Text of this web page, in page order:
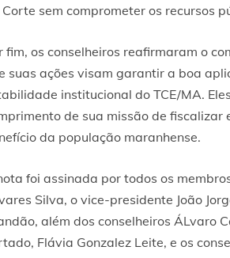
sem comprometer os recursos
fim, os conselheiros reafirmaram o
suas ações visam garantir a boa
institucional do TCE/MA.
de sua missão de
da população maranhense.
foi assinada por todos os
Silva, o vice-presidente João
além dos conselheiros ÁLvaro
Flávia Gonzalez Leite, e os